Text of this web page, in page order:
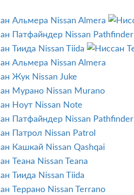
Nissan Almera
Nissan Pathfinder
Nissan Tiida
Nissan Almera
Nissan Juke
Nissan Murano
Nissan Note
Nissan Pathfinder
Nissan Patrol
Nissan Qashqai
Nissan Teana
Nissan Tiida
Nissan Terrano